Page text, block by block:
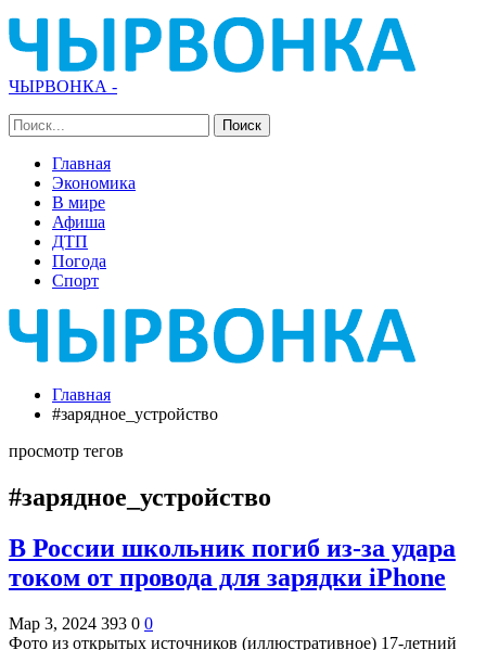
ЧЫРВОНКА -
Главная
Экономика
В мире
Афиша
ДТП
Погода
Спорт
Главная
#зарядное_устройство
просмотр тегов
#зарядное_устройство
В России школьник погиб из-за удара
током от провода для зарядки iPhone
Мар 3, 2024 393 0 0
Фото из открытых источников (иллюстративное) 17-летний